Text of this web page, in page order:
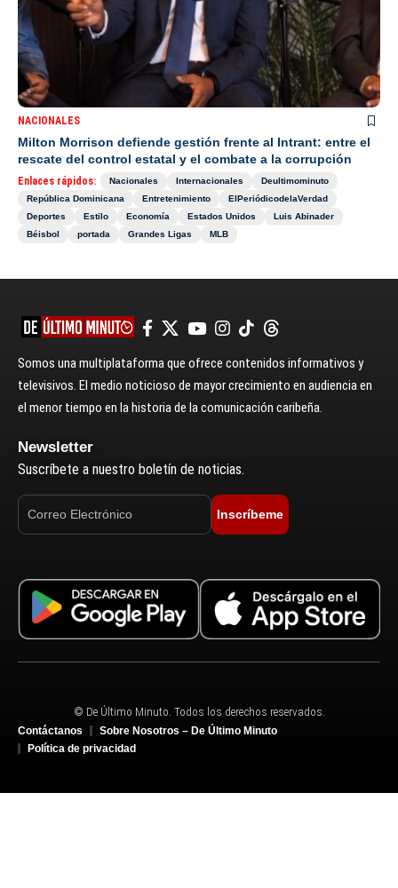
NACIONALES
Milton Morrison defiende gestión frente al Intrant: entre el
rescate del control estatal y el combate a la corrupción
Enlaces rápidos: Nacionales Internacionales
Deultimominuto
República Dominicana
Entretenimiento
ElPeriódicodelaVerdad
Deportes
Estilo Economía Estados Unidos
Luis Abinader
Béisbol
portada Grandes Ligas MLB
Somos una multiplataforma que ofrece contenidos informativos y
televisivos. El medio noticioso de mayor crecimiento en audiencia en
el menor tiempo en la historia de la comunicación caribeña.
Newsletter
Suscríbete a nuestro boletín de noticias.
Inscríbeme
© De Último Minuto. Todos los derechos reservados.
Contáctanos
Sobre Nosotros – De Último Minuto
Política de privacidad